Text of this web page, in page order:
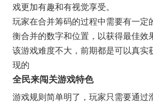
戏更加有趣和有视觉享受。
玩家在合并筹码的过程中需要有一定
衡合并的数字和位置，以获得最佳效
该游戏难度不大，前期都是可以真实
现的
全民来闯关游戏特色
游戏规则简单明了，玩家只需要通过